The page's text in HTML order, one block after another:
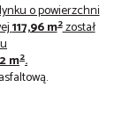
o powierzchni
117,96 m2został
m2.